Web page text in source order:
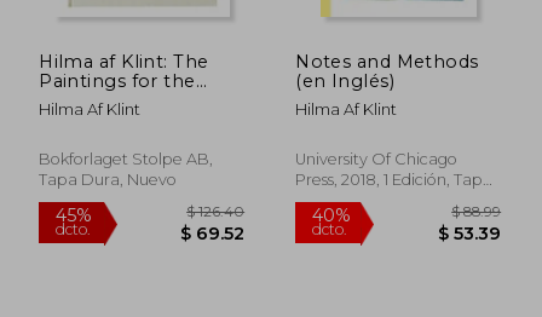
Hilma af Klint: The
Paintings for the
Temple 1906-1915:
Catalogue Raisonné
Hilma Af Klint
Bokforlaget Stolpe AB,
Tapa Dura, Nuevo
Notes and Methods
(en Inglés)
Hilma Af Klint
University Of Chicago
Press, 2018, 1 Edición, Tapa
Dura, Nuevo